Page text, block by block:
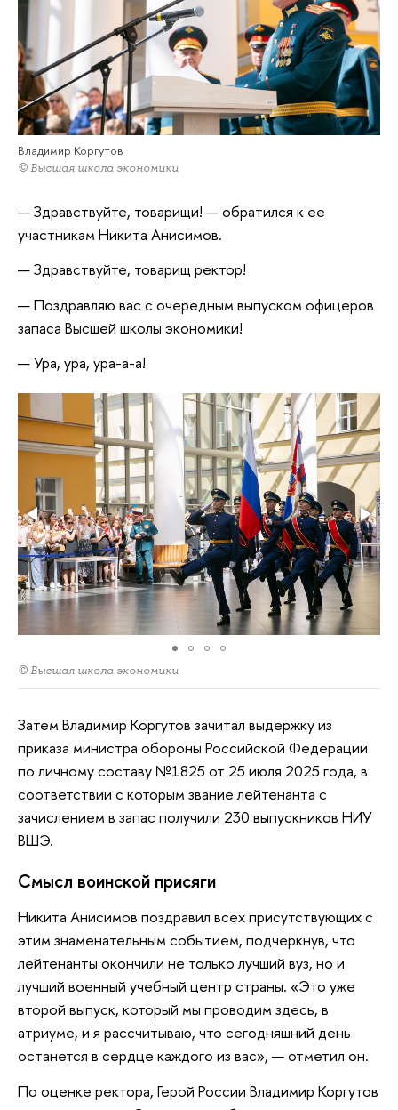
Владимир Коргутов
© Высшая школа экономики
— Здравствуйте, товарищи! — обратился к ее
участникам Никита Анисимов.
— Здравствуйте, товарищ ректор!
— Поздравляю вас с очередным выпуском офицеров
запаса Высшей школы экономики!
— Ура, ура, ура-а-а!
© Высшая школа экономики
Затем Владимир Коргутов зачитал выдержку из
приказа министра обороны Российской Федерации
по личному составу №1825 от 25 июля 2025 года, в
соответствии с которым звание лейтенанта с
зачислением в запас получили 230 выпускников НИУ
ВШЭ.
Смысл воинской присяги
Никита Анисимов поздравил всех присутствующих с
этим знаменательным событием, подчеркнув, что
лейтенанты окончили не только лучший вуз, но и
лучший военный учебный центр страны. «Это уже
второй выпуск, который мы проводим здесь, в
атриуме, и я рассчитываю, что сегодняшний день
останется в сердце каждого из вас», — отметил он.
По оценке ректора, Герой России Владимир Коргутов